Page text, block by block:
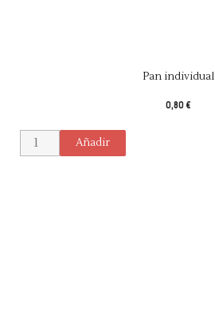
Pan individual
0,80 €
Añadir